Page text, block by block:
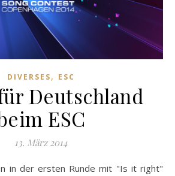
DIVERSES, ESC
Deutschland
ESC
13. März 2014